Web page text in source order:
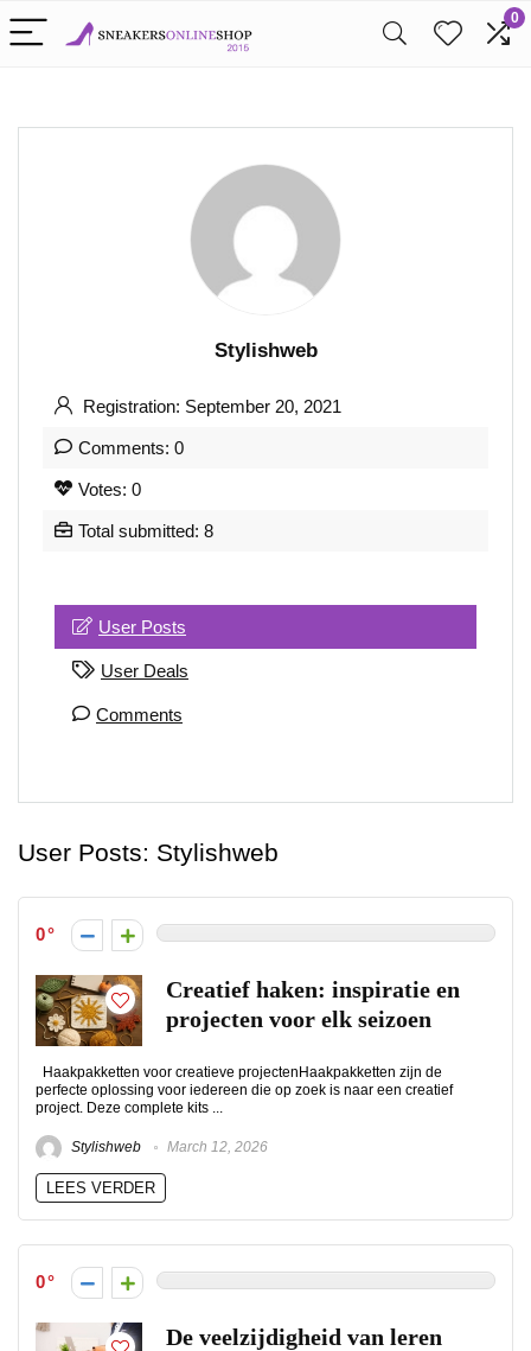
0
Stylishweb
Registration: September 20, 2021
Comments: 0
Votes: 0
Total submitted: 8
User Posts
User Deals
Comments
User Posts: Stylishweb
0
Creatief haken: inspiratie en
projecten voor elk seizoen
Haakpakketten voor creatieve projectenHaakpakketten zijn de
perfecte oplossing voor iedereen die op zoek is naar een creatief
project. Deze complete kits ...
Stylishweb March 12, 2026
LEES VERDER
0
De veelzijdigheid van leren